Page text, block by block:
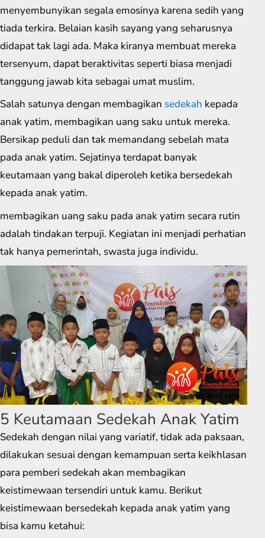
menyembunyikan segala emosinya karena sedih yang
tiada terkira. Belaian kasih sayang yang seharusnya
didapat tak lagi ada. Maka kiranya membuat mereka
tersenyum, dapat beraktivitas seperti biasa menjadi
tanggung jawab kita sebagai umat muslim.
Salah satunya dengan membagikan sedekah kepada
anak yatim, membagikan uang saku untuk mereka.
Bersikap peduli dan tak memandang sebelah mata
pada anak yatim. Sejatinya terdapat banyak
keutamaan yang bakal diperoleh ketika bersedekah
kepada anak yatim.
membagikan uang saku pada anak yatim secara rutin
adalah tindakan terpuji. Kegiatan ini menjadi perhatian
tak hanya pemerintah, swasta juga individu.
5 Keutamaan Sedekah Anak Yatim
Sedekah dengan nilai yang variatif, tidak ada paksaan,
dilakukan sesuai dengan kemampuan serta keikhlasan
para pemberi sedekah akan membagikan
keistimewaan tersendiri untuk kamu. Berikut
keistimewaan bersedekah kepada anak yatim yang
bisa kamu ketahui: